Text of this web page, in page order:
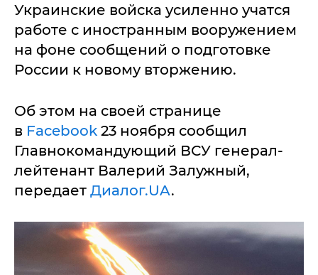
Украинские войска усиленно учатся
работе с иностранным вооружением
на фоне сообщений о подготовке
России к новому вторжению.
Об этом на своей странице
в Facebook 23 ноября сообщил
Главнокомандующий ВСУ генерал-
лейтенант Валерий Залужный,
передает Диалог.UA.